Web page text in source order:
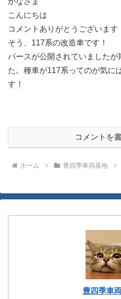
こんにちは
コメントありがとうございます
そう、117系の改造車です！
パースが公開されていました
た。種車が117系ってのが気
す！
コメントを
ホーム 豊四季車両基地
豊四季車